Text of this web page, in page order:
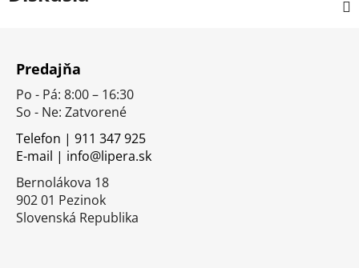
Predajňa
Po - Pá: 8:00 – 16:30
So - Ne: Zatvorené
Telefon | 911 347 925
E-mail | info@lipera.sk
Bernolákova 18
902 01 Pezinok
Slovenská Republika